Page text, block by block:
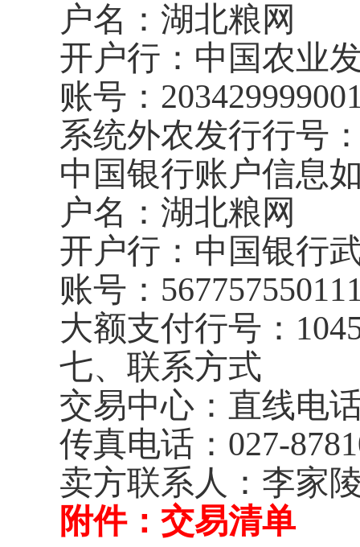
户名：湖北粮网
开户行：中国农业
账号：
系统外农发行行号
中国银行账户信息
户名：湖北粮网
开户行：中国银行
账号：
大额支付行号：
七、联系方式
交易中心：直线电
传真电话： 027-
卖方联系人：李家
附件：交易清单